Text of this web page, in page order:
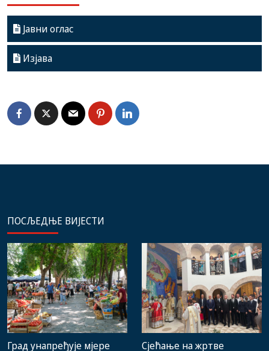
Јавни оглас
Изјава
ПОСЉЕДЊЕ ВИЈЕСТИ
Град унапређује мјере
Сјећање на жртве